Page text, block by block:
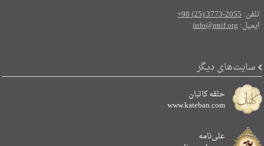
تلفن:+98 (25) 3773-2055
ایمیل:info@mtif.org
سایت‌های دیگر
حلقه کاتبان
www.kateban.com
علی‌نامه